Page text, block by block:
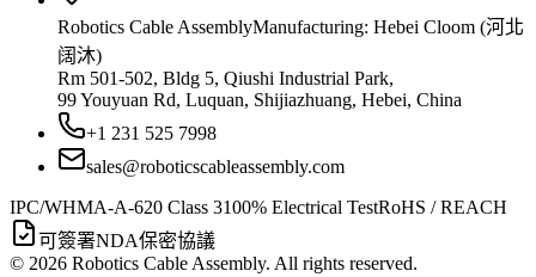
Robotics Cable AssemblyManufacturing: Hebei Cloom (河北
阔沐)
Rm 501-502, Bldg 5, Qiushi Industrial Park,
99 Youyuan Rd, Luquan, Shijiazhuang, Hebei, China
+1 231 525 7998
sales@roboticscableassembly.com
IPC/WHMA-A-620 Class 3100% Electrical TestRoHS / REACH
可簽署NDA保密協議
© 2026 Robotics Cable Assembly. All rights reserved.